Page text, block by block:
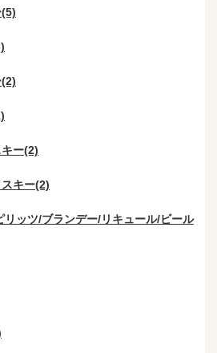
ー(2)
キー(2)
リッツ/ブランデー/リキュール/ビール